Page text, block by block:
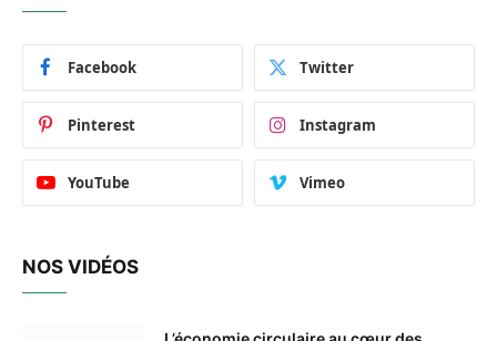
Facebook Twitter
Pinterest Instagram
YouTube Vimeo
NOS VIDÉOS